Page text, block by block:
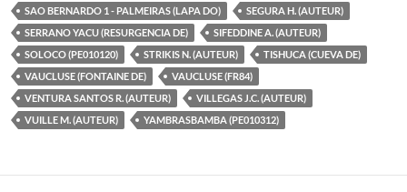
SAO BERNARDO 1 - PALMEIRAS (LAPA DO)
SEGURA H. (AUTEUR)
SERRANO YACU (RESURGENCIA DE)
SIFEDDINE A. (AUTEUR)
SOLOCO (PE010120)
STRIKIS N. (AUTEUR)
TISHUCA (CUEVA DE)
VAUCLUSE (FONTAINE DE)
VAUCLUSE (FR84)
VENTURA SANTOS R. (AUTEUR)
VILLEGAS J.C. (AUTEUR)
VUILLE M. (AUTEUR)
YAMBRASBAMBA (PE010312)